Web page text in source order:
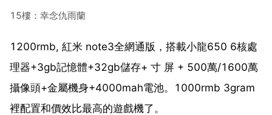
15樓：幸念仇雨蘭
1200rmb, 紅米 note3全網通版，搭載小龍650 6核處
理器+3gb記憶體+32gb儲存+ 寸 屏 + 500萬/1600萬
攝像頭+金屬機身+4000mah電池。1000rmb 3gram
裡配置和價效比最高的遊戲機了。